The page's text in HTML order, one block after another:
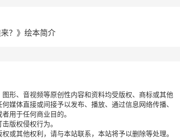
？》绘本简介
形、音视频等原创性内容和资料均受版权、商标或其他
媒体直接或间接予以发布、播放、通过信息网络传播、
用于任何商业目的。
版权侵权行为。
或其他权利，请与本站联系，本站将予以删除等处理。